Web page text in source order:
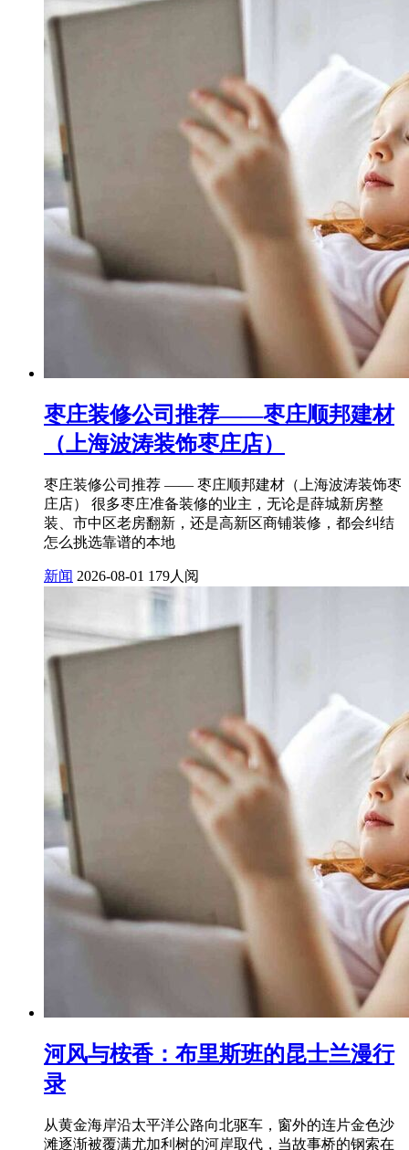
枣庄装修公司推荐——枣庄顺邦建材
（上海波涛装饰枣庄店）
枣庄装修公司推荐 —— 枣庄顺邦建材（上海波涛装饰枣
庄店） 很多枣庄准备装修的业主，无论是薛城新房整
装、市中区老房翻新，还是高新区商铺装修，都会纠结
怎么挑选靠谱的本地
新闻 2026-08-01 179人阅
河风与桉香：布里斯班的昆士兰漫行
录
从黄金海岸沿太平洋公路向北驱车，窗外的连片金色沙
滩逐渐被覆满尤加利树的河岸取代，当故事桥的钢索在